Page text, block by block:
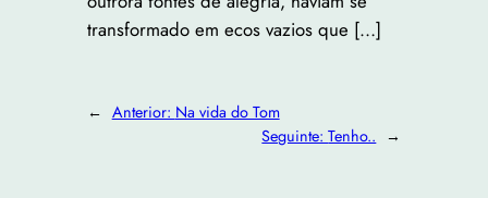
transformado em ecos vazios que […]
← Anterior: Na vida do Tom
Seguinte:Tenho.. →